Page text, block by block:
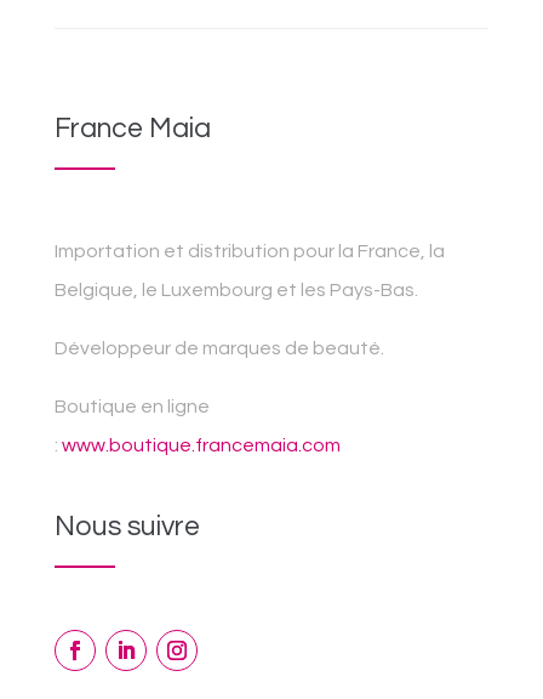
France Maia
Importation et distribution pour la France, la
Belgique, le Luxembourg et les Pays-Bas.
Développeur de marques de beauté.
Boutique en ligne
: www.boutique.francemaia.com
Nous suivre